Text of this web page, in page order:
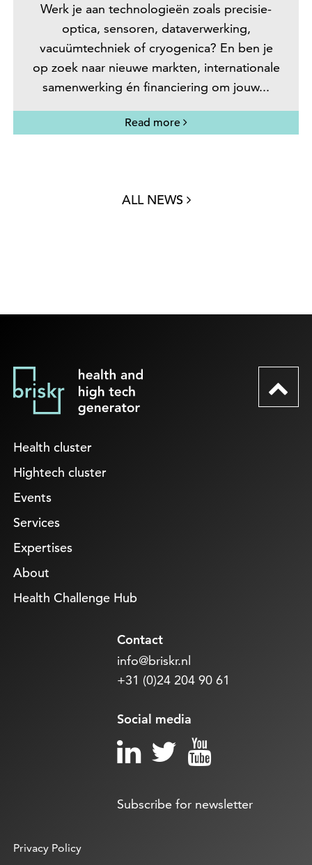
Werk je aan technologieën zoals precisie-
optica, sensoren, dataverwerking,
vacuümtechniek of cryogenica? En ben je
op zoek naar nieuwe markten, internationale
samenwerking én financiering om jouw...
Read more
ALL NEWS
Health cluster
Hightech cluster
Events
Services
Expertises
About
Health Challenge Hub
Contact
info@briskr.nl
+31 (0)24 204 90 61
Social media
Subscribe for newsletter
Privacy Policy